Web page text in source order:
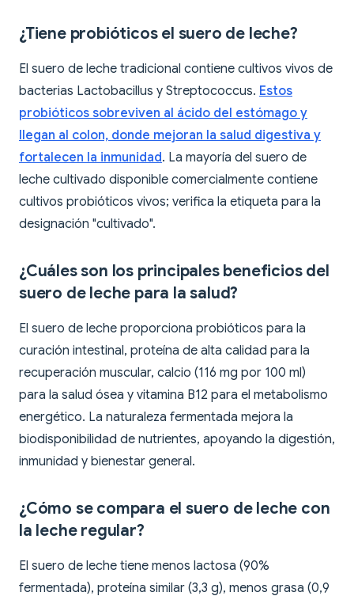
¿Tiene probióticos el suero de leche?
El suero de leche tradicional contiene cultivos vivos de
bacterias Lactobacillus y Streptococcus. Estos
probióticos sobreviven al ácido del estómago y
llegan al colon, donde mejoran la salud digestiva y
fortalecen la inmunidad. La mayoría del suero de
leche cultivado disponible comercialmente contiene
cultivos probióticos vivos; verifica la etiqueta para la
designación "cultivado".
¿Cuáles son los principales beneficios del
suero de leche para la salud?
El suero de leche proporciona probióticos para la
curación intestinal, proteína de alta calidad para la
recuperación muscular, calcio (116 mg por 100 ml)
para la salud ósea y vitamina B12 para el metabolismo
energético. La naturaleza fermentada mejora la
biodisponibilidad de nutrientes, apoyando la digestión,
inmunidad y bienestar general.
¿Cómo se compara el suero de leche con
la leche regular?
El suero de leche tiene menos lactosa (90%
fermentada), proteína similar (3,3 g), menos grasa (0,9